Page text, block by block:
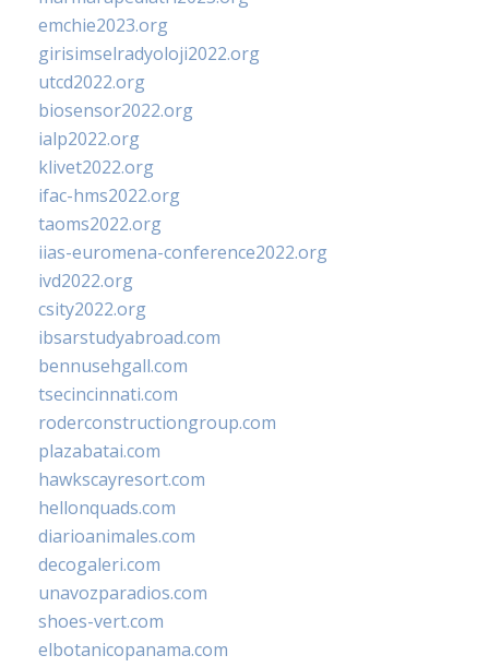
emchie2023.org
girisimselradyoloji2022.org
utcd2022.org
biosensor2022.org
ialp2022.org
klivet2022.org
ifac-hms2022.org
taoms2022.org
iias-euromena-conference2022.org
ivd2022.org
csity2022.org
ibsarstudyabroad.com
bennusehgall.com
tsecincinnati.com
roderconstructiongroup.com
plazabatai.com
hawkscayresort.com
hellonquads.com
diarioanimales.com
decogaleri.com
unavozparadios.com
shoes-vert.com
elbotanicopanama.com